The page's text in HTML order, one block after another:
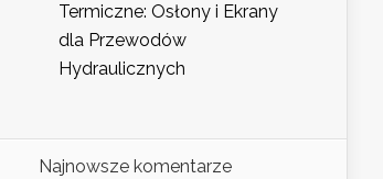
Termiczne: Osłony i Ekrany
dla Przewodów
Hydraulicznych
Najnowsze komentarze